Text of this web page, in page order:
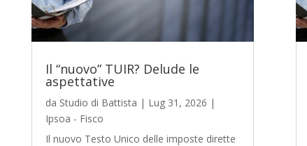
Il “nuovo” TUIR? Delude le
aspettative
da Studio di Battista | Lug 31, 2026 |
Ipsoa - Fisco
Il nuovo Testo Unico delle imposte dirette